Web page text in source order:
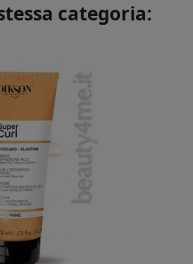
categoria: